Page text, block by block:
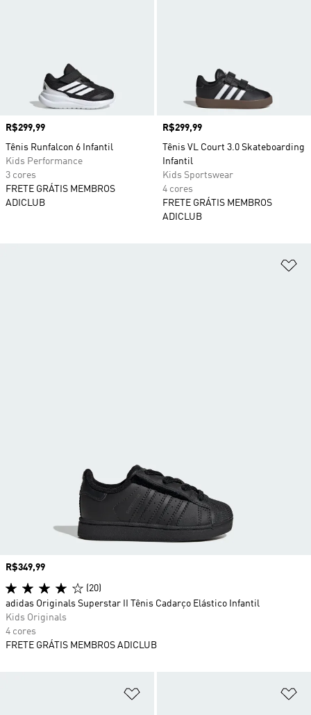
Preço
R$299,99
Tênis Runfalcon 6 Infantil
Kids Performance
3 cores
FRETE GRÁTIS MEMBROS
ADICLUB
Preço
R$299,99
Tênis VL Court 3.0 Skateboarding
Infantil
Kids Sportswear
4 cores
FRETE GRÁTIS MEMBROS
ADICLUB
Preço
R$349,99
(20)
adidas Originals Superstar II Tênis Cadarço Elástico Infantil
Kids Originals
4 cores
FRETE GRÁTIS MEMBROS ADICLUB